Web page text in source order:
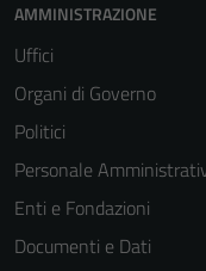
AMMINISTRAZIONE
Uffici
Organi di Governo
Politici
Personale
Enti e Fondazioni
Documenti e Dati